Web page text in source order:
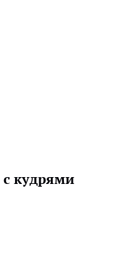
с кудрями